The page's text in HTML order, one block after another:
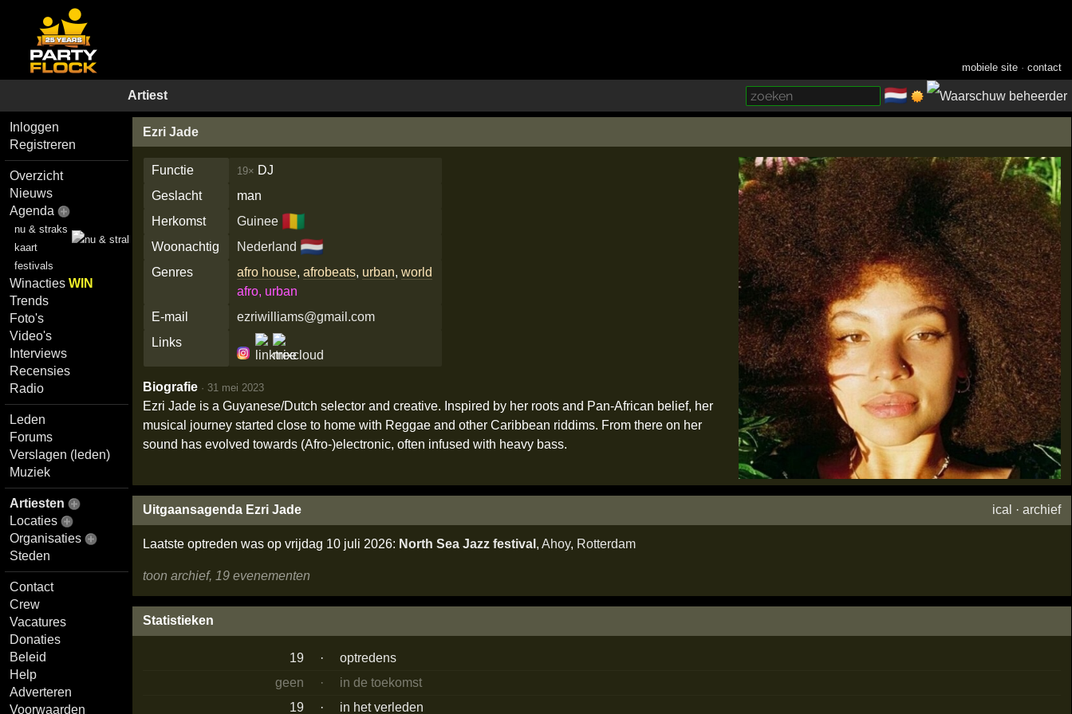
mobiele site ·contact
Artiest 🇳🇱
Inloggen
Registreren
Overzicht
Nieuws
Agenda
nu & straks
kaart
festivals
WinactiesWIN
Trends
Foto's
Video's
Interviews
Recensies
Radio
Leden
Forums
Verslagen (leden)
Muziek
Artiesten
Locaties
Organisaties
Steden
Contact
Crew
Vacatures
Donaties
Beleid
Help
Adverteren
Voorwaarden
Ezri Jade
Functie 19× DJ
Geslacht
man
Herkomst
Guinee 🇬🇳
Woonachtig Nederland 🇳🇱
Genres afro house,afrobeats, urban,world
afro, urban
E-mail
ezriwilliams@gmail.com
Links
Biografie · 31 mei 2023
Ezri Jade is a Guyanese/Dutch selector and creative. Inspired by her roots and Pan-African belief, her
musical journey started close to home with Reggae and other Caribbean riddims. From there on her
sound has evolved towards (Afro-)electronic, often infused with heavy bass.
Uitgaansagenda Ezri Jade ical ·archief
Laatste optreden was op vrijdag 10 juli 2026: North Sea Jazz festival , Ahoy, Rotterdam
toon archief, 19 evenementen
Statistieken
19 ·
optredens
geen
·
in de toekomst
19
· in het verleden